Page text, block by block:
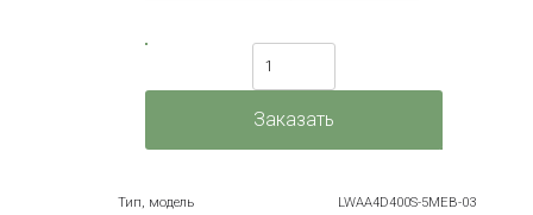
Тип, модель
LWAA4D400S-5MEB-03